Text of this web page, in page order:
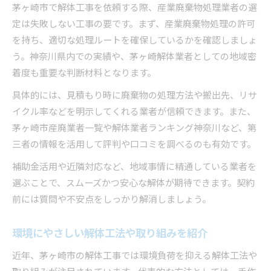
茅ヶ崎市で解体工事を依頼する際、産業廃棄物処理業者の選
定は失敗しない工事の要です。まず、産業廃棄物処理の許可
を持ち、適切な処理ルートを確保しているかを確認しましょ
う。神奈川県内での実績や、茅ヶ崎解体業者としての地域密
着度も重要な判断材料となります。
具体的には、見積もり時に廃棄物の処理方法や搬出先、リサ
イクル率などを明示してくれる業者が信頼できます。また、
茅ヶ崎市産廃業者一覧や解体業者ランキング神奈川など、第
三者の情報を活用して評判や口コミを調べるのも有効です。
補助金活用や近隣対応など、地域事情に精通している業者を
選ぶことで、スムーズかつ安心な解体が期待できます。契約
前には質問や不安点をしっかり解消しましょう。
環境にやさしい解体工法や取り組みを紹介
近年、茅ヶ崎市の解体工事では環境負荷を抑える解体工法や